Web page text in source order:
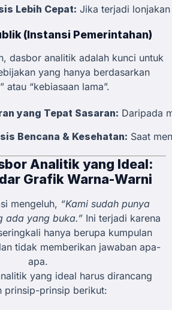
Lebih Cepat: Jika terjadi
(Instansi Pemerintahan)
dasbor analitik adalah kunci untuk
yang hanya berdasarkan
atau “kebiasaan lama”.
yang Tepat Sasaran: Daripada
Bencana & Kesehatan: Saat
Analitik yang Ideal:
Grafik Warna-Warni
mengeluh, “Kami sudah punya
ada yang buka.”Ini terjadi karena
hanya berupa kumpulan
tidak memberikan jawaban apa-
apa.
yang ideal harus dirancang
prinsip-prinsip berikut: